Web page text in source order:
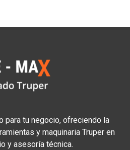
para tu negocio, ofreciendo la
y maquinaria Truper en
y asesoría técnica.